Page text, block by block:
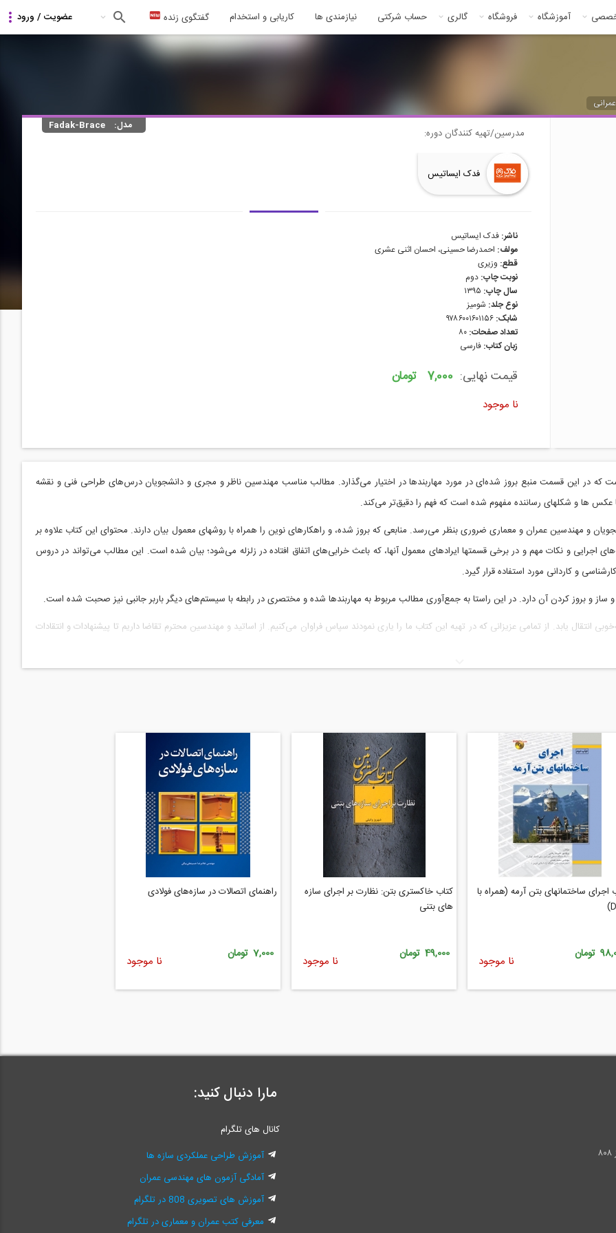
آموزشگاه فروشگاه گالری حساب شرکتی نیازمندی ها کاریابی و استخدام گفتگوی زنده
مدل:
Fadak-Brace
مدرسین/تهیه کنندگان دوره:
فدک ایساتیس
ناشر: فدک ایساتیس
مولف: احمدرضا حسینی، احسان اثنی عشری
قطع: وزیری
نوبت چاپ: دوم
سال چاپ: ۱۳۹۵
نوع جلد: شومیز
شابک: ۹۷۸۶۰۰۱۶۰۱۱۵۶
تعداد صفحات: ۸۰
زبان کتاب: فارسی
قیمت نهایی: 7,000 تومان
نا موجود
که در این قسمت منبع بروز شده‌ای در مورد مهاربندها در اختیار می‌گذارد. مطالب مناسب مهندسین ناظر و مجری و دانشجویان درس‌های طراحی فنی و نقشه
ها و شکلهای رساننده مفهوم شده است که فهم را دقیق‌تر می‌کند.
و مهندسین عمران و معماری ضروری بنظر می‌رسد. منابعی که بروز شده، و راهکارهای نوین را همراه با روشهای معمول بیان دارند. محتوای این کتاب علاوه بر
و نکات مهم و در برخی قسمتها ایرادهای معمول آنها، که باعث خرابی‌های اتفاق افتاده در زلزله می‌شود؛ بیان شده است. این مطالب می‌تواند در دروس
و کاردانی مورد استفاده قرار گیرد.
و بروز کردن آن دارد. در این راستا به جمع‌آوری مطالب مربوط به مهاربندها شده و مختصری در رابطه با سیستم‌های دیگر باربر جانبی نیز صحبت شده است.
یابد. از تمامی عزیزانی که در تهیه این کتاب ما را یاری نمودند سپاس فراوان می‌کنیم. از اساتید و مهندسین محترم تقاضا داریم تا پیشنهادات و انتقادات
اجرای ساختمانهای بتن‌ آرمه (همراه با
تومان نا موجود
کتاب خاکستری بتن: نظارت بر اجرای سازه
های بتنی
49,000 تومان نا موجود
راهنمای اتصالات در سازه‌های فولادی
7,000 تومان نا موجود
مارا دنبال کنید:
کانال های تلگرام
آموزش طراحی عملکردی سازه ها
آمادگی آزمون های مهندسی عمران
آموزش های تصویری 808 در تلگرام
معرفی کتب عمران و معماری در تلگرام